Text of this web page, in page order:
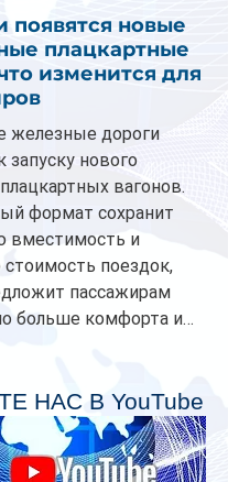
появятся новые
плацкартные
изменится для
железные дороги
запуску нового
вагонов.
формат сохранит
вместимость и
поездок,
пассажирам
больше комфорта и
начать в 2027 году.
нововведений
шторки у
места. Они
НАС В YouTube